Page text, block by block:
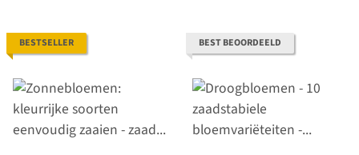
BESTSELLER BEST BEOORDEELD